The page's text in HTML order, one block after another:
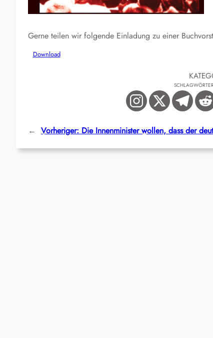
Gerne teilen wir folgende Einladung zu einer
Download
← Vorheriger: Die Innenminister wollen, dass der